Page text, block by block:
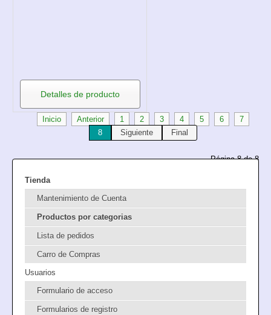
Detalles de producto
Inicio Anterior 1 2 3 4 5 6
7
8
Siguiente Final
Página 8 de 8
Tienda
Mantenimiento de Cuenta
Productos por categorias
Lista de pedidos
Carro de Compras
Usuarios
Formulario de acceso
Formularios de registro